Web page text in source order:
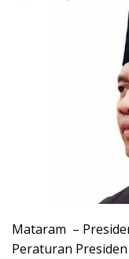
Mataram –
Peraturan